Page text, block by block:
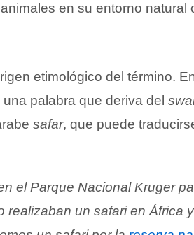
en su entorno natural
etimológico del término.
palabra que deriva del
safar, que puede
el Parque Nacional Kruger
un safari en África